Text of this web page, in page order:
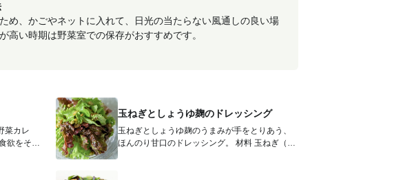
め、かごやネットに入れて、日光の当たらない風通しの良い場
高い時期は野菜室での保存がおすすめです。
菜カレ
欲をそそ
玉ねぎとしょうゆ麹のドレッシング
玉ねぎとしょうゆ麹のうまみが手をとりあう、
ほんのり甘口のドレッシング。 材料 玉ねぎ（す